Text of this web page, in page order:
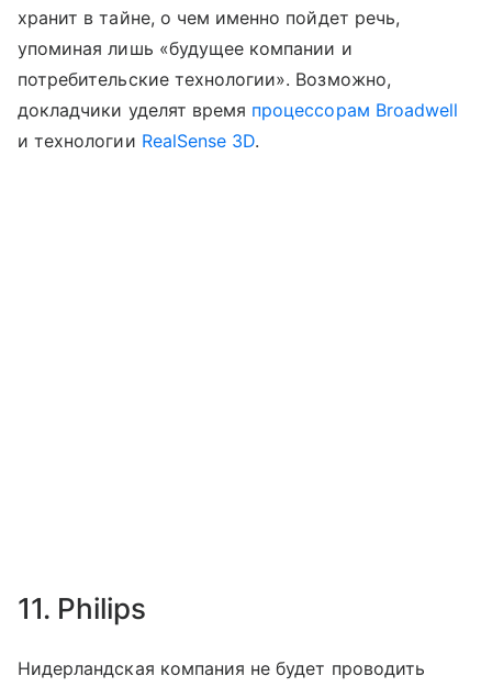
хранит в тайне, о чем именно пойдет речь,
упоминая лишь «будущее компании и
потребительские технологии». Возможно,
докладчики уделят время процессорам Broadwell
и технологии RealSense 3D.
11. Philips
Нидерландская компания не будет проводить